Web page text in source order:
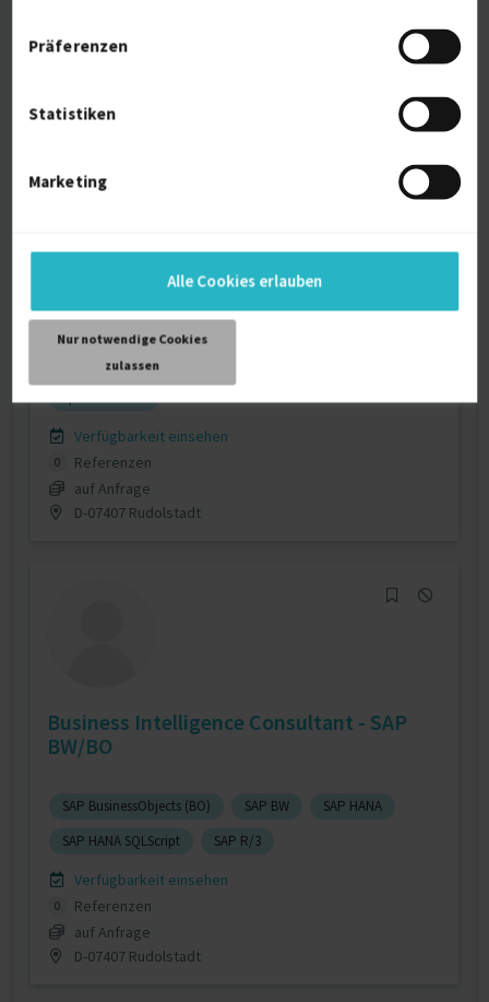
Präferenzen
Statistiken
Marketing
Alle Cookies erlauben
Nur notwendige Cookies
zulassen
0
Referenzen
Kundendienst (Sonstige)
Verfügbarkeit einsehen
0
Referenzen
auf Anfrage
D-07407 Rudolstadt
Business Intelligence Consultant - SAP
BW/BO
SAP BusinessObjects (BO) SAP BW
SAP HANA
SAP HANA SQLScript
SAP R/3
Verfügbarkeit einsehen
0
Referenzen
auf Anfrage
D-07407 Rudolstadt